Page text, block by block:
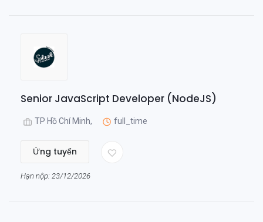
Senior JavaScript Developer (NodeJS)
TP Hồ Chí Minh, full_time
Ứng tuyển
Hạn nộp: 23/12/2026